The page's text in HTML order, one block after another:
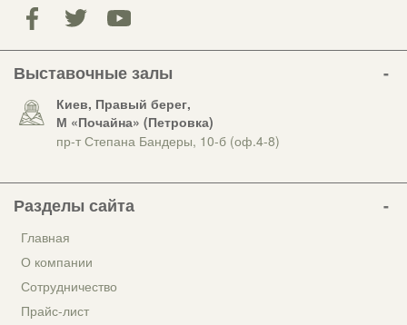
Выставочные залы
Киев, Правый берег,
М «Почайна» (Петровка)
пр-т Степана Бандеры, 10-б (оф.4-8)
Разделы сайта
Главная
О компании
Сотрудничество
Прайс-лист